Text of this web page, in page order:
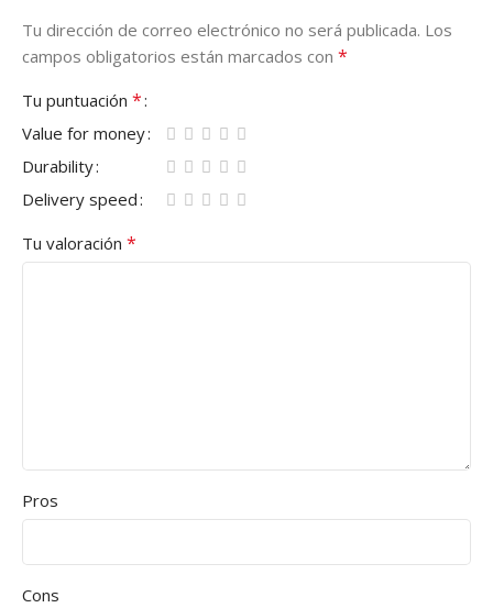
Tu dirección de correo electrónico no será publicada. Los
campos obligatorios están marcados con *
Tu puntuación *
Value for money
Durability
Delivery speed
Tu valoración *
Pros
Cons